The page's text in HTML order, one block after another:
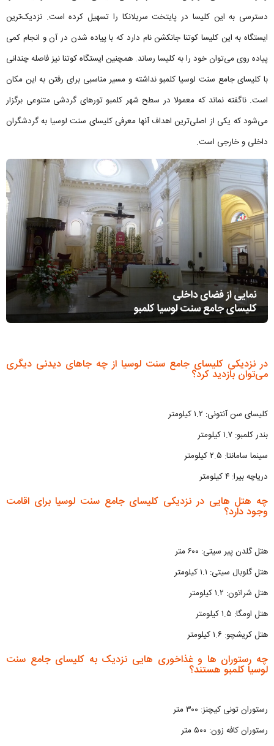
دسترسی به این کلیسا در پایتخت سریلانکا را تسهیل کرده است. نزدیک‌ترین
ایستگاه به این کلیسا کوتنا جانکشن نام دارد که با پیاده شدن در آن و انجام کمی
پیاده روی می‌توان خود را به کلیسا رساند. همچنین ایستگاه کوتنا نیز فاصله چندانی
با کلیسای جامع سنت لوسیا کلمبو نداشته و مسیر مناسبی برای رفتن به این مکان
است. ناگفته نماند که معمولا در سطح شهر کلمبو تورهای گردشی متنوعی برگزار
می‌شود که یکی از اصلی‌ترین اهداف آنها معرفی کلیسای سنت لوسیا به گردشگران
داخلی و خارجی است.
در نزدیکی کلیسای جامع سنت لوسیا از چه جاهای دیدنی دیگری
می‌توان بازدید کرد؟
کلیسای سن آنتونی: ۱.۲ کیلومتر
بندر کلمبو: ۱.۷ کیلومتر
سینما سامانتا: ۲.۵ کیلومتر
دریاچه بیرا: ۴ کیلومتر
چه هتل هایی در نزدیکی کلیسای جامع سنت لوسیا برای اقامت
وجود دارد؟
هتل گلدن پیر سیتی: ۶۰۰ متر
هتل گلوبال سیتی: ۱.۱ کیلومتر
هتل شراتون: ۱.۲ کیلومتر
هتل اومگا: ۱.۵ کیلومتر
هتل کریشچو: ۱.۶ کیلومتر
چه رستوران ها و غذاخوری هایی نزدیک به کلیسای جامع سنت
لوسیا کلمبو هستند؟
رستوران تونی کیچنز: ۳۰۰ متر
رستوران کافه زون: ۵۰۰ متر